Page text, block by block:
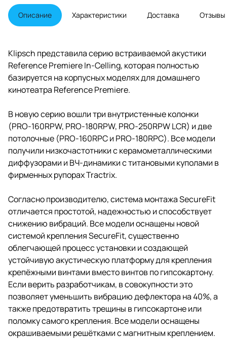
детализацию, позволяя
наслаждаться любимыми
композициями в полном объеме.
Описание Характеристики Доставка Отзывы
Klipsch представила серию встраиваемой акустики
Reference Premiere In-Celling, которая полностью
базируется на корпусных моделях для домашнего
кинотеатра Reference Premiere.
В новую серию вошли три внутристенные колонки
(PRO-160RPW, PRO-180RPW, PRO-250RPW LCR) и две
потолочные (PRO-160RPC и PRO-180RPC). Все модели
получили низкочастотники с керамометаллическими
диффузорами и ВЧ-динамики с титановыми куполами в
фирменных рупорах Tractrix.
Согласно производителю, система монтажа SecureFit
отличается простотой, надежностью и способствует
снижению вибраций. Все модели оснащены новой
системой крепления SecureFit, существенно
облегчающей процесс установки и создающей
устойчивую акустическую платформу для крепления
крепёжными винтами вместо винтов по гипсокартону.
Если верить разработчикам, в совокупности это
позволяет уменьшить вибрацию дефлектора на 40%, а
также предотвратить трещины в гипсокартоне или
поломку самого крепления. Все модели оснащены
окрашиваемыми решётками с магнитным креплением.